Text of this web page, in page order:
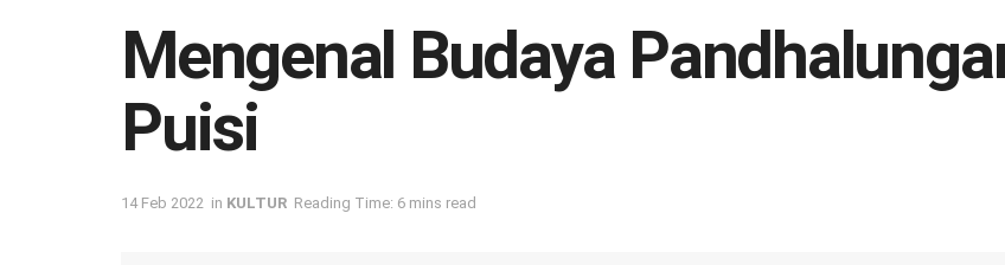
Mengenal Budaya
Puisi
14 Feb 2022 in KULTUR Reading Time: 6 mins read